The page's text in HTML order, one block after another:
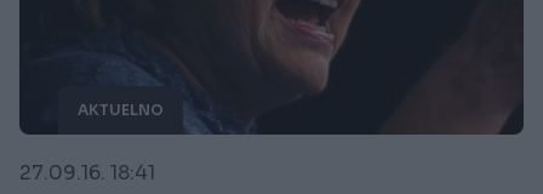
AKTUELNO
27.09.16. 18:41